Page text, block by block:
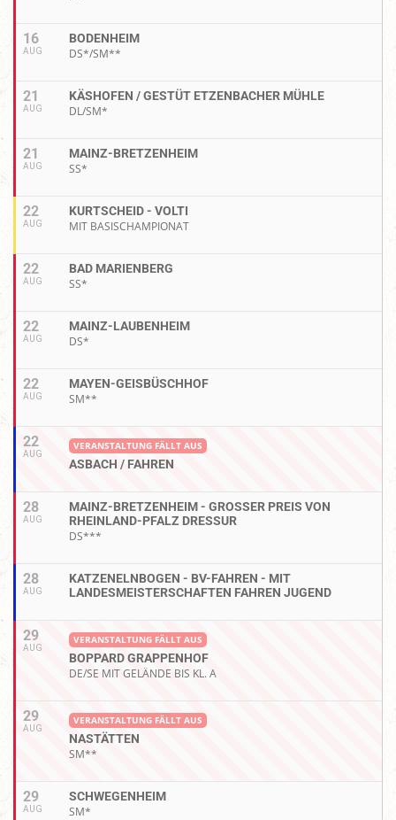
16
AUG
BODENHEIM
DS*/SM**
21
AUG
KÄSHOFEN / GESTÜT ETZENBACHER MÜHLE
DL/SM*
21
AUG
MAINZ-BRETZENHEIM
SS*
22
AUG
KURTSCHEID - VOLTI
MIT BASISCHAMPIONAT
22
AUG
BAD MARIENBERG
SS*
22
AUG
MAINZ-LAUBENHEIM
DS*
22
AUG
MAYEN-GEISBÜSCHHOF
SM**
22
AUG
VERANSTALTUNG FÄLLT AUS
ASBACH / FAHREN
28
AUG
MAINZ-BRETZENHEIM - GROSSER PREIS VON R
HEINLAND-PFALZ DRESSUR
DS***
28
AUG
KATZENELNBOGEN - BV-FAHREN - MIT
LANDESMEISTERSCHAFTEN FAHREN JUGEND
29
AUG
VERANSTALTUNG FÄLLT AUS
BOPPARD GRAPPENHOF
DE/SE MIT GELÄNDE BIS KL. A
29
AUG
VERANSTALTUNG FÄLLT AUS
NASTÄTTEN
SM**
29
AUG
SCHWEGENHEIM
SM*